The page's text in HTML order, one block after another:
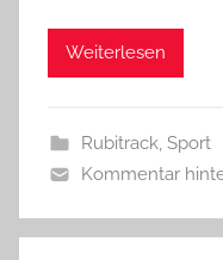
Weiterlesen
Rubitrack, Sport
Kommentar